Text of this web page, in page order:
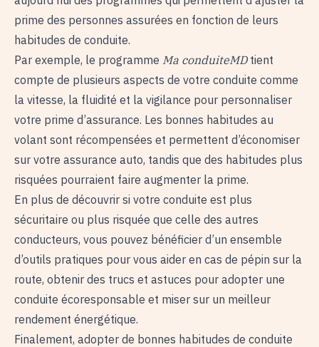
prime des personnes assurées en fonction de leurs
habitudes de conduite.
Par exemple, le programme Ma conduiteMDtient
compte de plusieurs aspects de votre conduite comme
la vitesse, la fluidité et la vigilance pour personnaliser
votre prime d’assurance. Les bonnes habitudes au
volant sont récompensées et permettent d’économiser
sur votre assurance auto, tandis que des habitudes plus
risquées pourraient faire augmenter la prime.
En plus de découvrir si votre conduite est plus
sécuritaire ou plus risquée que celle des autres
conducteurs, vous pouvez bénéficier d’un ensemble
d’outils pratiques pour vous aider en cas de pépin sur la
route, obtenir des trucs et astuces pour adopter une
conduite écoresponsable et miser sur un meilleur
rendement énergétique.
Finalement, adopter de bonnes habitudes de conduite